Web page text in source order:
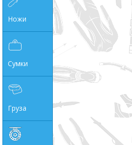
Ножи
Сумки
Груза